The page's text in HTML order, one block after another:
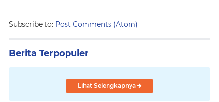
Subscribe to: Post Comments (Atom)
Berita Terpopuler
Lihat Selengkapnya